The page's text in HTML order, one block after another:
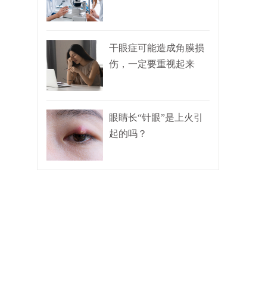
干眼症可能造成角膜损
伤，一定要重视起来
眼睛长“针眼”是上火引
起的吗？